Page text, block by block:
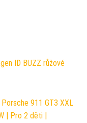
ID BUZZ růžové
911 GT3 XXL
| Pro 2 děti |